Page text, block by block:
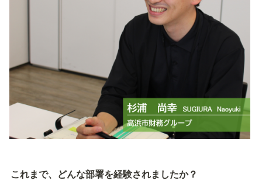
これまで、どんな部署を経験されましたか？